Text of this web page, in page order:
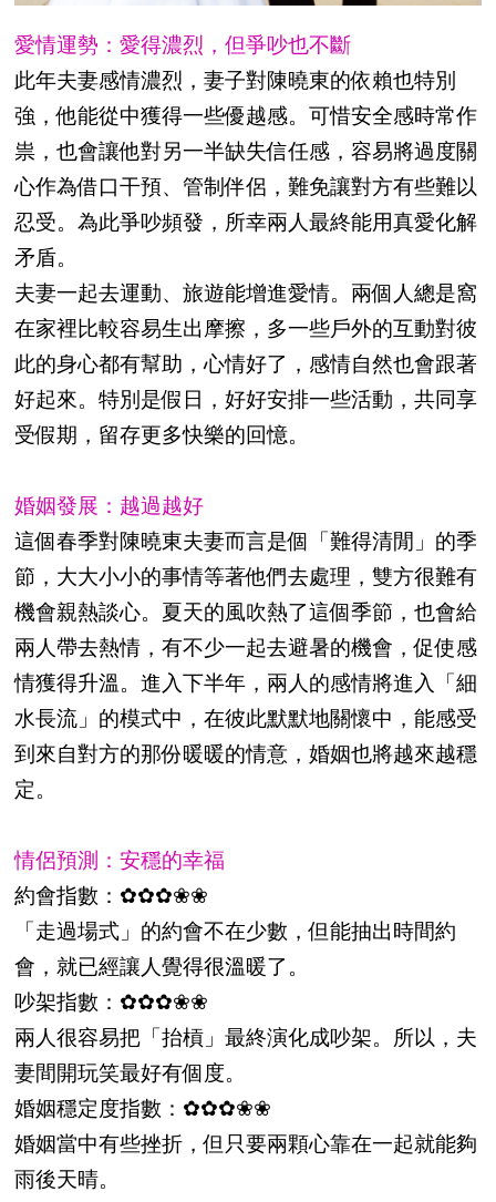
愛情運勢：愛得濃烈，但爭吵也不斷
此年夫妻感情濃烈，妻子對陳曉東的依賴也特別
強，他能從中獲得一些優越感。可惜安全感時常作
祟，也會讓他對另一半缺失信任感，容易將過度關
心作為借口干預、管制伴侶，難免讓對方有些難以
忍受。為此爭吵頻發，所幸兩人最終能用真愛化解
矛盾。
夫妻一起去運動、旅遊能增進愛情。兩個人總是窩
在家裡比較容易生出摩擦，多一些戶外的互動對彼
此的身心都有幫助，心情好了，感情自然也會跟著
好起來。特別是假日，好好安排一些活動，共同享
受假期，留存更多快樂的回憶。
婚姻發展：越過越好
這個春季對陳曉東夫妻而言是個「難得清閒」的季
節，大大小小的事情等著他們去處理，雙方很難有
機會親熱談心。夏天的風吹熱了這個季節，也會給
兩人帶去熱情，有不少一起去避暑的機會，促使感
情獲得升溫。進入下半年，兩人的感情將進入「細
水長流」的模式中，在彼此默默地關懷中，能感受
到來自對方的那份暖暖的情意，婚姻也將越來越穩
定。
情侶預測：安穩的幸福
約會指數：✿✿✿❀❀
「走過場式」的約會不在少數，但能抽出時間約
會，就已經讓人覺得很溫暖了。
吵架指數：✿✿✿❀❀
兩人很容易把「抬槓」最終演化成吵架。所以，夫
妻間開玩笑最好有個度。
婚姻穩定度指數：✿✿✿❀❀
婚姻當中有些挫折，但只要兩顆心靠在一起就能夠
雨後天晴。